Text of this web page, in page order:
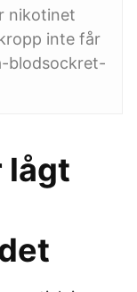
nikotinet
inte får
blodsockret-
lågt